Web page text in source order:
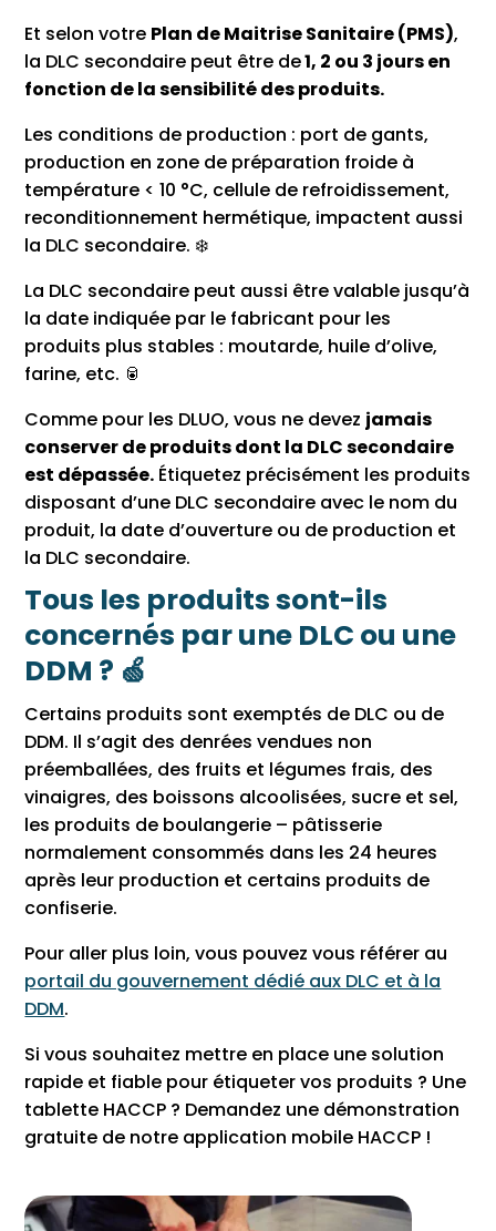
Et selon votre Plan de Maitrise Sanitaire (PMS),
la DLC secondaire peut être de1, 2 ou 3 jours en
fonction de la sensibilité des produits.
Les conditions de production : port de gants,
production en zone de préparation froide à
température < 10 °C, cellule de refroidissement,
reconditionnement hermétique, impactent aussi
la DLC secondaire. ❄️
La DLC secondaire peut aussi être valable jusqu’à
la date indiquée par le fabricant pour les
produits plus stables : moutarde, huile d’olive,
farine, etc. 🥫
Comme pour les DLUO, vous ne devez jamais
conserver de produits dont la DLC secondaire
est dépassée. Étiquetez précisément les produits
disposant d’une DLC secondaire avec le nom du
produit, la date d’ouverture ou de production et
la DLC secondaire.
Tous les produits sont-ils
concernés par une DLC ou une
DDM ? 🍏
Certains produits sont exemptés de DLC ou de
DDM. Il s’agit des denrées vendues non
préemballées, des fruits et légumes frais, des
vinaigres, des boissons alcoolisées, sucre et sel,
les produits de boulangerie – pâtisserie
normalement consommés dans les 24 heures
après leur production et certains produits de
confiserie.
Pour aller plus loin, vous pouvez vous référer au
portail du gouvernement dédié aux DLC et à la
DDM.
Si vous souhaitez mettre en place une solution
rapide et fiable pour étiqueter vos produits ? Une
tablette HACCP ? Demandez une démonstration
gratuite de notre application mobile HACCP !